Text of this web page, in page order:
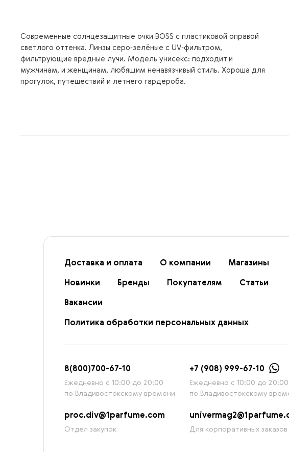
Современные солнцезащитные очки BOSS с пластиковой оправой
светлого оттенка. Линзы серо‑зелёные с UV‑фильтром,
фильтрующие вредные лучи. Модель унисекс: подходит и
мужчинам, и женщинам, любящим ненавязчивый стиль. Хороша для
прогулок, путешествий и летнего гардероба.
Доставка и оплата О компании Магазины
Новинки Бренды Покупателям Статьи
Вакансии
Политика обработки персональных данных
8(800)700-67-10
Ежедневно с 10:00 до 20:00
по Владивостокскому времени
+7 (908) 999-67-10
Ежедневно с 10:00 до 20:00
по Владивостокскому
proc.div@1parfume.com
Отдел закупок Для корпоративных заказов